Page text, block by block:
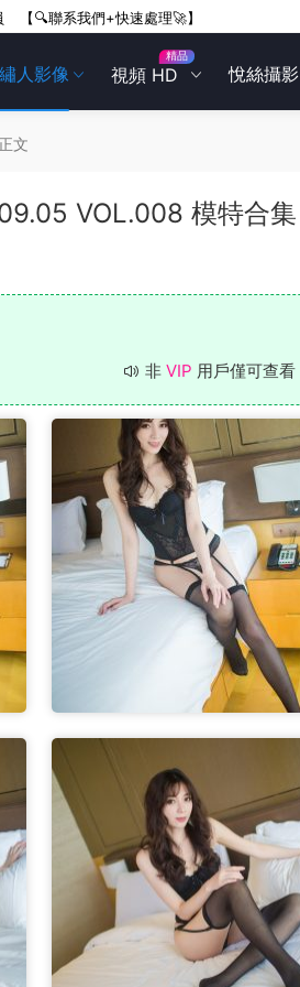
繡人影像 視頻 HD
精品
悅絲攝影
【🔍聯系我們+快速處理🚀】
正文
VOL.008 模特合集
非 VIP 用戶僅可查看